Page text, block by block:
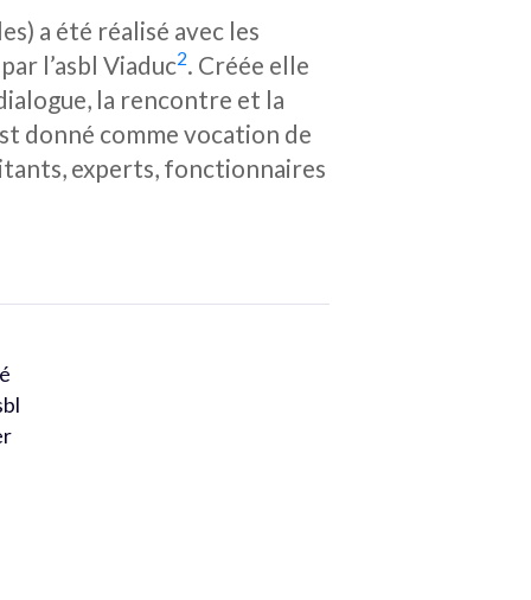
a été réalisé avec les
l’asbl Viaduc2. Créée elle
la rencontre et la
donné comme vocation de
experts, fonctionnaires